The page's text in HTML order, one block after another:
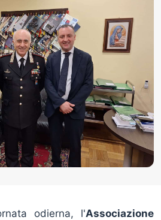
odierna, l'Associazione